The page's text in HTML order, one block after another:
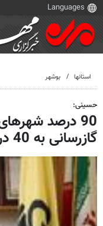
استانها بوشهر
حسینی:
90 درصد
گازرسانی به 40 درصد روستاها